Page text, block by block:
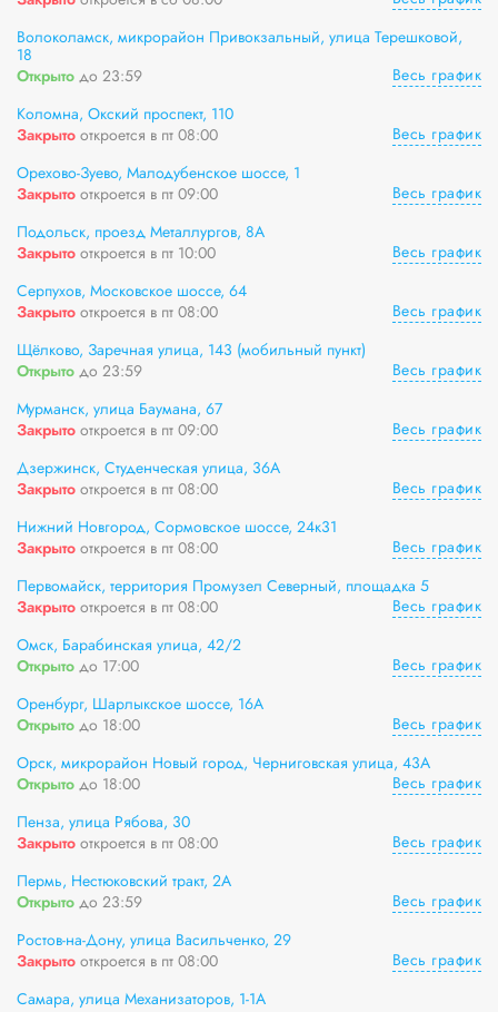
Волоколамск, микрорайон Привокзальный, улица Терешковой,
18
Открыто до 23:59
Весь график
Коломна, Окский проспект, 110
Закрыто откроется в пт 08:00
Весь график
Орехово-Зуево, Малодубенское шоссе, 1
Закрыто откроется в пт 09:00
Весь график
Подольск, проезд Металлургов, 8А
Закрыто откроется в пт 10:00
Весь график
Серпухов, Московское шоссе, 64
Закрыто откроется в пт 08:00
Весь график
Щёлково, Заречная улица, 143 (мобильный пункт)
Открыто до 23:59
Весь график
Мурманск, улица Баумана, 67
Закрыто откроется в пт 09:00
Весь график
Дзержинск, Студенческая улица, 36А
Закрыто откроется в пт 08:00
Весь график
Нижний Новгород, Сормовское шоссе, 24к31
Закрыто откроется в пт 08:00
Весь график
Первомайск, территория Промузел Северный, площадка 5
Закрыто откроется в пт 08:00
Весь график
Омск, Барабинская улица, 42/2
Открыто до 17:00
Весь график
Оренбург, Шарлыкское шоссе, 16А
Открыто до 18:00
Весь график
Орск, микрорайон Новый город, Черниговская улица, 43А
Открыто до 18:00
Весь график
Пенза, улица Рябова, 30
Закрыто откроется в пт 08:00
Весь график
Пермь, Нестюковский тракт, 2А
Открыто до 23:59
Весь график
Ростов-на-Дону, улица Васильченко, 29
Закрыто откроется в пт 08:00
Весь график
Самара, улица Механизаторов, 1-1А